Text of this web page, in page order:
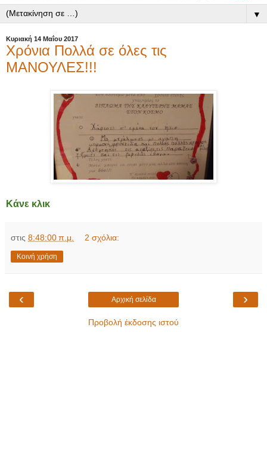
▼
Κυριακή 14 Μαΐου 2017
Χρόνια Πολλά σε όλες τις
ΜΑΝΟΥΛΕΣ!!!
Κάνε κλικ
στις 8:48:00 π.μ. 2 σχόλια:
Κοινή χρήση
‹ ›
Αρχική σελίδα
Προβολή έκδοσης ιστού